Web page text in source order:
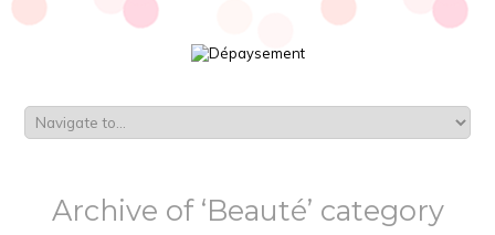
Archive of ‘Beauté’ category